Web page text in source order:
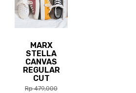
MARX
STELLA
CANVAS
REGULAR
CUT
Rp 479,000